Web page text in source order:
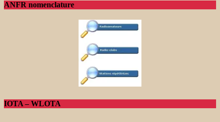
ANFR nomenclature
IOTA – WLOTA